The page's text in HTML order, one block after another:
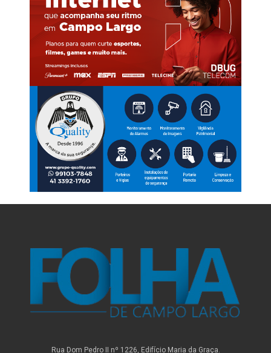
Rua Dom Pedro II nº 1226, Edifício Maria da Graça.